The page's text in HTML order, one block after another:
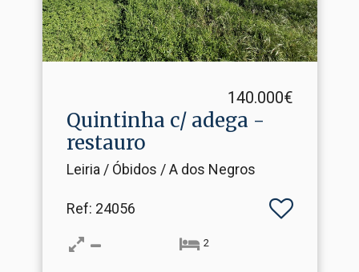
140.000€
Quintinha c/ adega -
restauro
Leiria / Óbidos / A dos Negros
Ref: 24056
2